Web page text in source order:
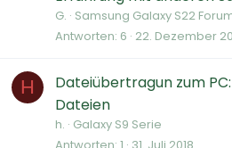
G. Samsung Galaxy S22
Antworten 6 22. Dezember
H
Dateiübertragun zum
Dateien
h. Galaxy S9 Serie
Antworten 1 31. Juli 2018